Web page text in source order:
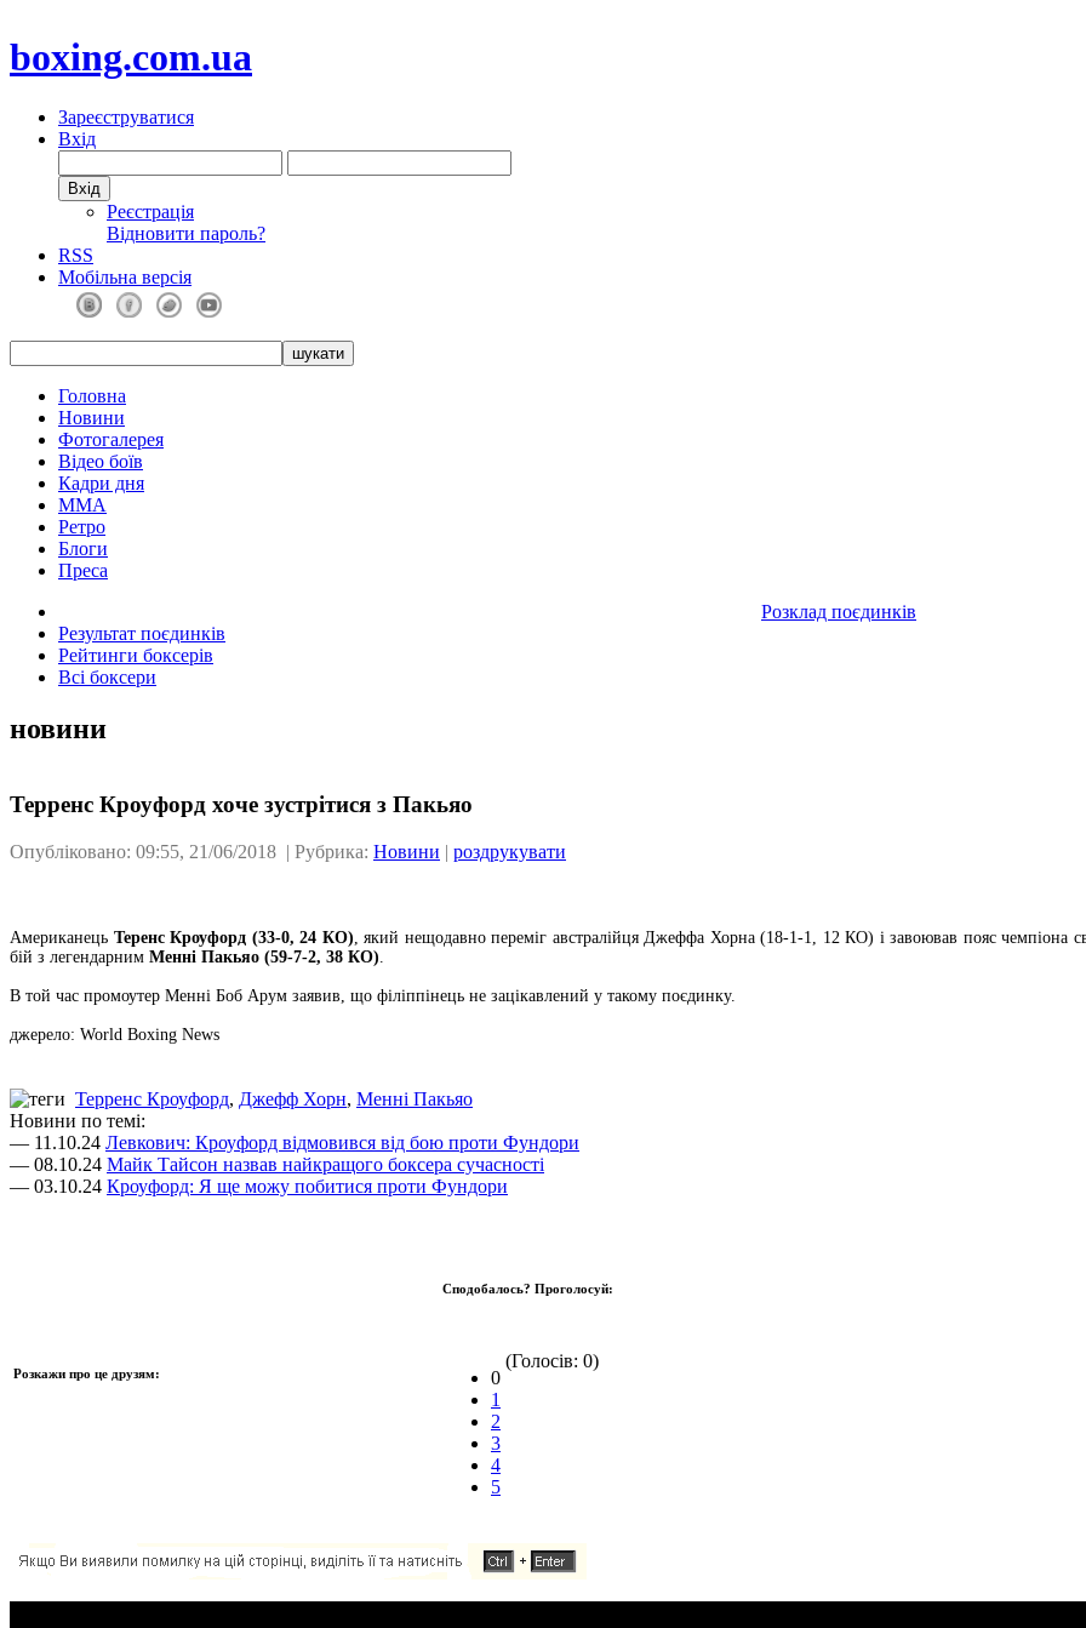
boxing.com.ua
Зареєструватися
Вхід
Реєстрація
Відновити пароль?
RSS
Мобільна версія
Головна
Новини
Фотогалерея
Відео боїв
Кадри дня
ММА
Ретро
Блоги
Преса
Розклад поєдинків
Результат поєдинків
Рейтинги боксерів
Всі боксери
новини
Терренс Кроуфорд хоче зустрітися з Пакьяо
Опубліковано: 09:55, 21/06/2018 | Рубрика: Новини | роздрукувати
Американець Теренс Кроуфорд (33-0, 24 КО) , який нещодавно переміг австралійця Джеффа Хорна (18-1-1, 12 КО) і завоював пояс чемпіона
бій з легендарним Менні Пакьяо (59-7-2, 38 КО)
В той час промоутер Менні Боб Арум заявив, що філіппінець не зацікавлений у такому поєдинку.
джерело: World Boxing News
Терренс Кроуфорд, Джефф Хорн, Менні Пакьяо
Новини по темі:
— 11.10.24 Левкович: Кроуфорд відмовився від бою проти Фундори
— 08.10.24 Майк Тайсон назвав найкращого боксера сучасності
— 03.10.24 Кроуфорд: Я ще можу побитися проти Фундори
Розкажи про це друзям:
Сподобалось? Проголосуй:
0
1
2
3
4
5
(Голосів: 0)